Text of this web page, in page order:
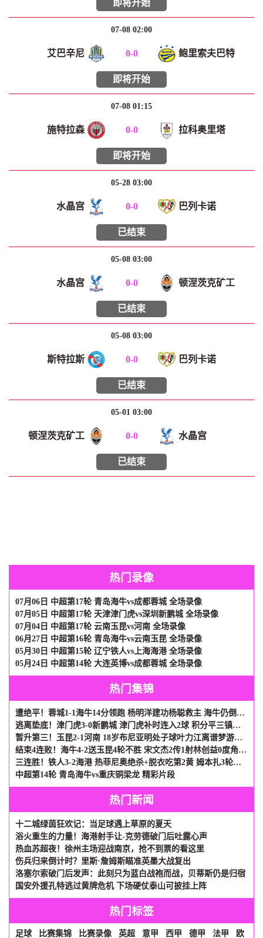
即将开始
07-08 02:00
艾巴辛尼 0-0 鲍里索夫巴特
即将开始
07-08 01:15
施特拉森 0-0 拉科奥里塔
即将开始
05-28 03:00
水晶宫 0-0 巴列卡诺
已结束
05-08 03:00
水晶宫 0-0 顿涅茨克矿工
已结束
05-08 03:00
斯特拉斯 0-0 巴列卡诺
已结束
05-01 03:00
顿涅茨克矿工 0-0 水晶宫
已结束
热门录像
07月06日 中超第17轮 青岛海牛vs成都蓉城 全场录像
07月05日 中超第17轮 天津津门虎vs深圳新鹏城 全场录像
07月04日 中超第17轮 云南玉昆vs河南 全场录像
06月27日 中超第16轮 青岛海牛vs云南玉昆 全场录像
05月30日 中超第15轮 辽宁铁人vs上海海港 全场录像
05月24日 中超第14轮 大连英博vs成都蓉城 全场录像
热门集锦
遭绝平！蓉城1-1海牛14分领跑 杨明洋建功杨聪救主 海牛仍倒数第3
逃离垫底！津门虎3-0新鹏城 津门虎补时连入2球 积分平三镇升第15
暂升第三！玉昆2-1河南 18岁布尼亚明处子球叶力江离谱梦游送礼
结束4连败！海牛4-2送玉昆4轮不胜 宋文杰2传1射林创益0度角破门
三连胜！铁人3-2海港 热菲尼奥绝杀+脱衣吃第2黄 姆本扎3轮轰6球
中超第14轮 青岛海牛vs重庆铜梁龙 精彩片段
热门新闻
十二城绿茵狂欢记：当足球遇上草原的夏天
浴火重生的力量！海港射手让-克劳德破门后吐露心声
热血苏超夜！徐州主场迎战南京，抢不到票的看这里
伤兵归来倒计时？里斯·詹姆斯瞄准英墨大战复出
洛塞尔索破门后发声：此刻只为蓝白战袍而战，贝蒂斯仍是归宿
国安外援孔特逃过黄牌危机 下场硬仗泰山可披挂上阵
热门标签
足球 比赛集锦 比赛录像 英超 意甲 西甲 德甲 法甲 欧